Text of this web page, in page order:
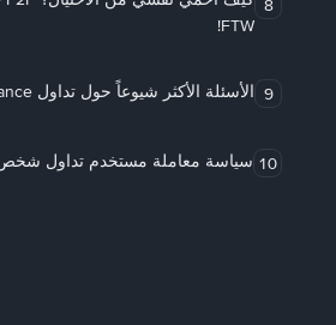
FTW!
9 الأسئلة الأكثر شيوعاً حول تداول Binance شخص لشخص
10 سياسة معاملة مستخدم تداول